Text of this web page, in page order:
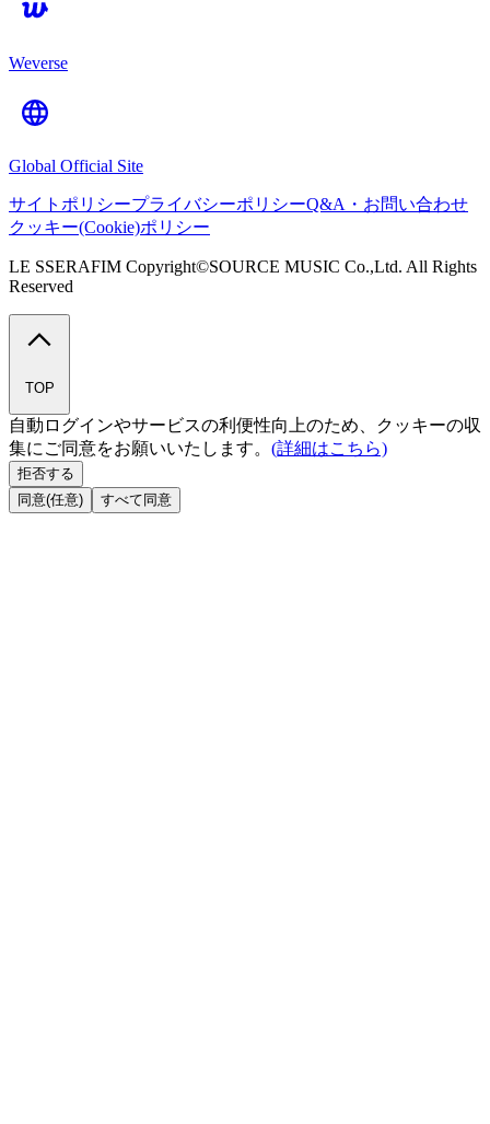
Weverse
Global Official Site
サイトポリシープライバシーポリシーQ&A・お問い合わせ
クッキー(Cookie)ポリシー
LE SSERAFIM Copyright©SOURCE MUSIC Co.,Ltd. All Rights
Reserved
TOP
自動ログインやサービスの利便性向上のため、クッキーの収
集にご同意をお願いいたします。 (詳細はこちら)
拒否する
同意(任意)
すべて同意